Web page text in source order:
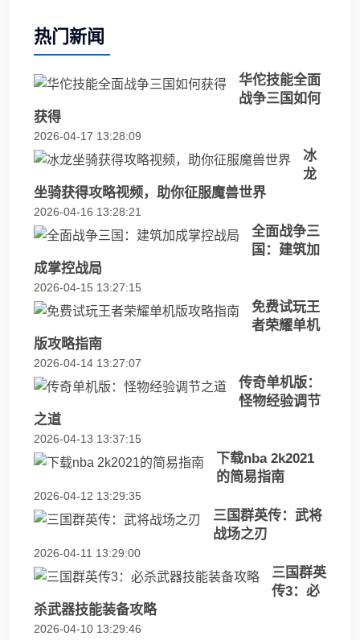
热门新闻
华佗技能全面
战争三国如何
获得
2026-04-17 13:28:09
冰
龙
坐骑获得攻略视频，助你征服魔兽世界
2026-04-16 13:28:21
全面战争三
国：建筑加
成掌控战局
2026-04-15 13:27:15
免费试玩王
者荣耀单机
版攻略指南
2026-04-14 13:27:07
传奇单机版：
怪物经验调节
之道
2026-04-13 13:37:15
下载nba 2k2021
的简易指南
2026-04-12 13:29:35
三国群英传：武将
战场之刃
2026-04-11 13:29:00
三国群英
传3：必
杀武器技能装备攻略
2026-04-10 13:29:46